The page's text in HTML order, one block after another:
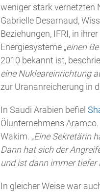
weniger stark vernetzten
Gabrielle Desarnaud,
Beziehungen, IFRI, in
Energiesysteme „einen
2010 bekannt ist,
eine Nukleareinrichtung
zur Urananreicherung in
In Saudi Arabien befiel
Ölunternehmens Aramco.
Wakim. „Eine Sekretärin
Dann hat sich der
und ist dann immer tiefer
In gleicher Weise war